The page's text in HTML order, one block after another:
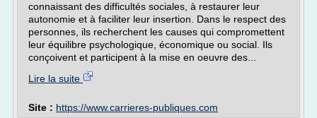
connaissant des difficultés sociales, à restaurer leur
autonomie et à faciliter leur insertion. Dans le respect des
personnes, ils recherchent les causes qui compromettent
leur équilibre psychologique, économique ou social. Ils
conçoivent et participent à la mise en oeuvre des...
Lire la suite
Site : https://www.carrieres-publiques.com